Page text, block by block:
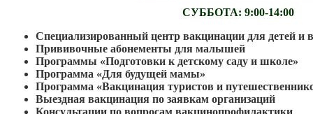
СУББОТА: 9:00-14:00
Специализированный центр вакцинации для детей и
Прививочные абонементы для малышей
Программы «Подготовки к детскому саду и школе»
Программа «Для будущей мамы»
Программа «Вакцинация туристов и
Выездная вакцинация по заявкам организаций
Консультации по вопросам вакцинопрофилактики